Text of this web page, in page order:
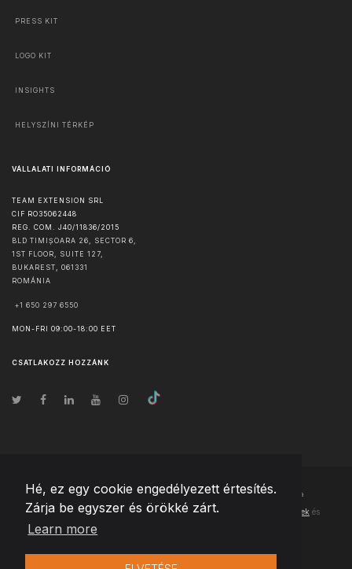
Hé, ez egy cookie engedélyezett értesítés.
Zárja be egyszer és örökké zárt.
Learn more
PRESS KIT
LOGO KIT
INSIGHTS
HELYSZÍNI TÉRKÉP
VÁLLALATI INFORMÁCIÓ
TEAM EXTENSION SRL
CIF RO35062448
REG. COM. J40/11836/2015
BLD TIMIȘOARA 26, SECTOR 6,
1ST FLOOR, SUITE 127,
BUKAREST
061331
ROMÁNIA
+1 650 297 6550
MON-FRI 09:00-18:00 EET
CSATLAKOZZ HOZZÁNK
© Szerzői jog2026 Team Extension Hungary- Minden jog fenntartva
Changelog ● Ezen webhely használatával elfogadja Használati feltételek és